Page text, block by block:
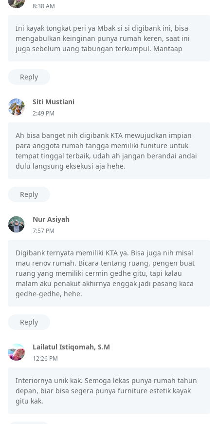
8:38 AM
Ini kayak tongkat peri ya Mbak si si digibank ini, bisa
mengabulkan keinginan punya rumah keren, saat ini
juga sebelum uang tabungan terkumpul. Mantaap
Reply
Siti Mustiani
2:49 PM
Ah bisa banget nih digibank KTA mewujudkan impian
para anggota rumah tangga memiliki funiture untuk
tempat tinggal terbaik, udah ah jangan berandai andai
dulu langsung eksekusi aja hehe.
Reply
Nur Asiyah
7:57 PM
Digibank ternyata memiliki KTA ya. Bisa juga nih misal
mau renov rumah. Bicara tentang ruang, pengen buat
ruang yang memiliki cermin gedhe gitu, tapi kalau
malam aku penakut akhirnya enggak jadi pasang kaca
gedhe-gedhe, hehe.
Reply
Lailatul Istiqomah, S.M
12:26 PM
Interiornya unik kak. Semoga lekas punya rumah tahun
depan, biar bisa segera punya furniture estetik kayak
gitu kak.